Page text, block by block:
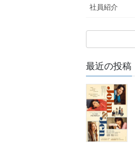
社員紹介
最近の投稿